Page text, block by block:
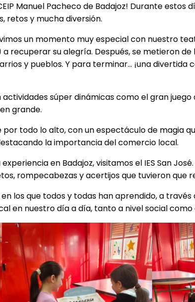
Manuel Pacheco de Badajoz! Durante
retos y mucha diversión.
un momento muy especial con nuestro
recuperar su alegría. Después, se metieron
y pueblos. Y para terminar… ¡una
actividades súper dinámicas como el gran
grande.
todo lo alto, con un espectáculo de magia
la importancia del comercio local.
en Badajoz, visitamos el IES San
rompecabezas y acertijos que tuvieron que
los que todos y todas han aprendido, a
en nuestro día a día, tanto a nivel social